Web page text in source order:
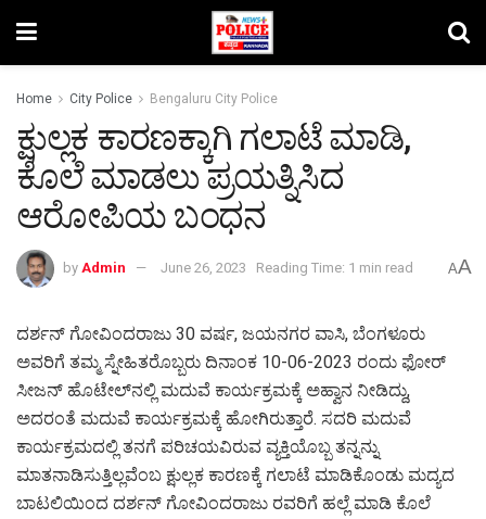
Home City Police Bengaluru City Police
ಕ್ಷುಲ್ಲಕ ಕಾರಣಕ್ಕಾಗಿ ಗಲಾಟೆ ಮಾಡಿ,
ಕೊಲೆ ಮಾಡಲು ಪ್ರಯತ್ನಿಸಿದ
ಆರೋಪಿಯ ಬಂಧನ
by Admin June 26, 2023 Reading Time: 1 min read AA
ದರ್ಶನ್ ಗೋವಿಂದರಾಜು 30 ವರ್ಷ, ಜಯನಗರ ವಾಸಿ, ಬೆಂಗಳೂರು
ಅವರಿಗೆ ತಮ್ಮ ಸ್ನೇಹಿತರೊಬ್ಬರು ದಿನಾಂಕ 10-06-2023 ರಂದು ಫೋರ್
ಸೀಜನ್ ಹೊಟೇಲ್‌ನಲ್ಲಿ ಮದುವೆ ಕಾರ್ಯಕ್ರಮಕ್ಕೆ ಅಹ್ವಾನ ನೀಡಿದ್ದು,
ಅದರಂತೆ ಮದುವೆ ಕಾರ್ಯಕ್ರಮಕ್ಕೆ ಹೋಗಿರುತ್ತಾರೆ. ಸದರಿ ಮದುವೆ
ಕಾರ್ಯಕ್ರಮದಲ್ಲಿ ತನಗೆ ಪರಿಚಯವಿರುವ ವ್ಯಕ್ತಿಯೊಬ್ಬ ತನ್ನನ್ನು
ಮಾತನಾಡಿಸುತ್ತಿಲ್ಲವೆಂಬ ಕ್ಷುಲ್ಲಕ ಕಾರಣಕ್ಕೆ ಗಲಾಟೆ ಮಾಡಿಕೊಂಡು ಮದ್ಯದ
ಬಾಟಲಿಯಿಂದ ದರ್ಶನ್ ಗೋವಿಂದರಾಜು ರವರಿಗೆ ಹಲ್ಲೆ ಮಾಡಿ ಕೊಲೆ